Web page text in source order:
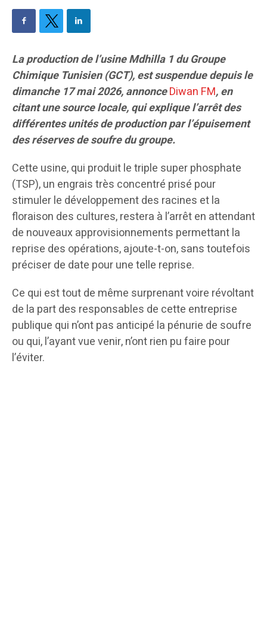
La production de l’usine Mdhilla 1 du Groupe
Chimique Tunisien (GCT), est suspendue depuis le
dimanche 17 mai 2026, annonceDiwan FM, en
citant une source locale, qui explique l’arrêt des
différentes unités de production par l’épuisement
des réserves de soufre du groupe.
Cette usine, qui produit le triple super phosphate
(TSP), un engrais très concentré prisé pour
stimuler le développement des racines et la
floraison des cultures, restera à l’arrêt en attendant
de nouveaux approvisionnements permettant la
reprise des opérations, ajoute-t-on, sans toutefois
préciser de date pour une telle reprise.
Ce qui est tout de même surprenant voire révoltant
de la part des responsables de cette entreprise
publique qui n’ont pas anticipé la pénurie de soufre
ou qui, l’ayant vue venir, n’ont rien pu faire pour
l’éviter.